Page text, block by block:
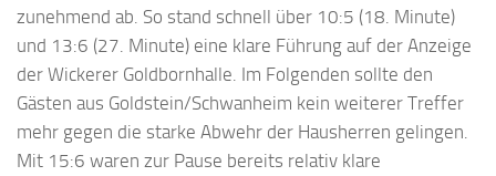
zunehmend ab. So stand schnell über 10:5 (18. Minute)
und 13:6 (27. Minute) eine klare Führung auf der Anzeige
der Wickerer Goldbornhalle. Im Folgenden sollte den
Gästen aus Goldstein/Schwanheim kein weiterer Treffer
mehr gegen die starke Abwehr der Hausherren gelingen.
Mit 15:6 waren zur Pause bereits relativ klare